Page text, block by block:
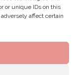
or unique IDs on this
affect certain